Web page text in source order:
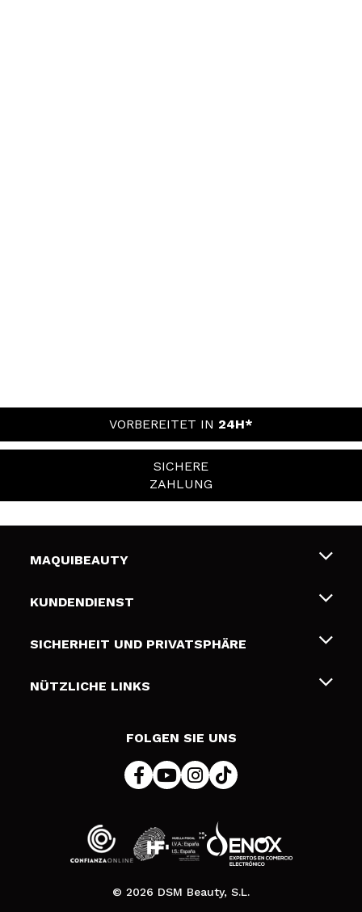
VORBEREITET IN 24H*
SICHERE
ZAHLUNG
MAQUIBEAUTY
Über uns
Geschenkkarten
KUNDENDIENST
Liefer- und Versandkosten
Zahlung
SICHERHEIT UND PRIVATSPHÄRE
Bedingungen und Datenschutz
NÜTZLICHE LINKS
FOLGEN SIE UNS
© 2026 DSM Beauty, S.L.